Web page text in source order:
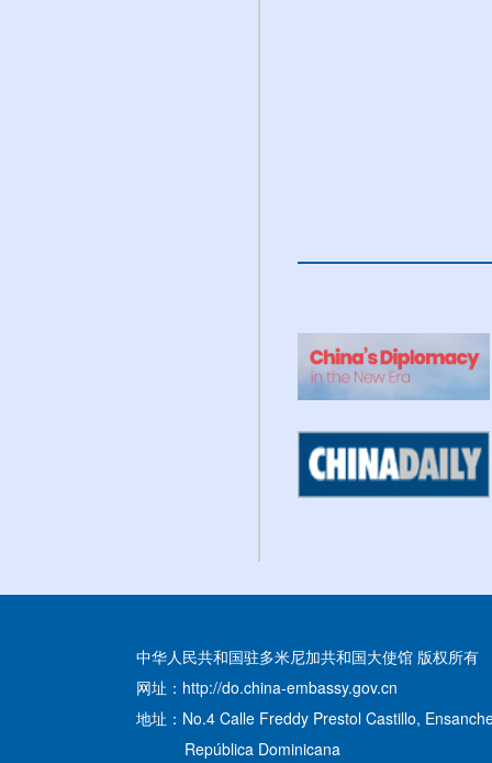
中华人民共和国驻多米尼加共和国大使馆 版权所有
网址：http://do.china-embassy.gov.cn
地址：No.4 Calle Freddy Prestol Castillo,
República Dominicana